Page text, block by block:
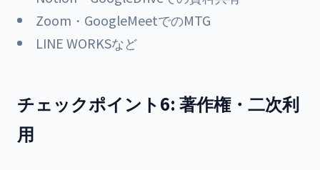
Zoom・GoogleMeetでのMTG
LINE WORKSなど
チェックポイント6: 著作権・二次利
用